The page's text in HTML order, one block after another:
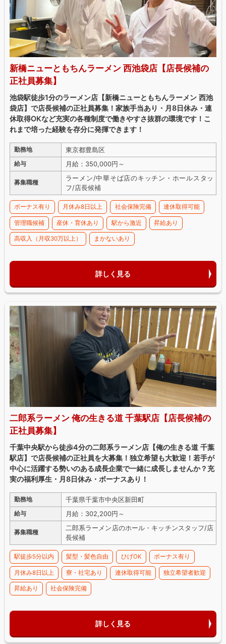
新橋ニューともちんラーメン 西池袋店【店長候補の
正社員募集】
池袋駅徒歩1分のラーメン店【新橋ニューともちんラーメン 西池
袋店】で店長候補の正社員募集！家族手当あり・月8日休み・連
休取得OKなど充実の各種制度で働きやすさ抜群の環境です！こ
れまで培った経験を存分に発揮できます！
勤務地 東京都豊島区
給与 月給：350,000円～
募集職種
ラーメン/中華そば店のキッチン・ホールスタッ
フ/店長候補
ボーナス有り 月休み8日以上 社会保険完備 連休取得可能
管理職候補 産休・育休あり 駅から激近 昇給あり
高収入（月収30万以上） まかないあり
詳しく見る
二郎系ラーメン 俺の生きる道 千葉駅店【店長候補の
正社員募集】
千葉中央駅から徒歩4分の二郎系ラーメン店【俺の生きる道 千葉
駅店】で店長候補の正社員を大募集！独立希望も大歓迎！若手が
中心に活躍する勢いのある成長企業で一緒に成長しませんか？充
実の福利厚生・月8日休み・ボーナスあり！
勤務地 千葉県千葉市中央区新田町
給与 月給：302,200円～
募集職種
二郎系ラーメン店のホール・キッチンスタッフ/店
長候補
駅徒歩5分以内 髪型・髪色自由 ひげOK ボーナス有り
月休み8日以上 寮・社宅あり 連休取得可能 独立希望者歓迎
昇給あり 社会保険完備
詳しく見る